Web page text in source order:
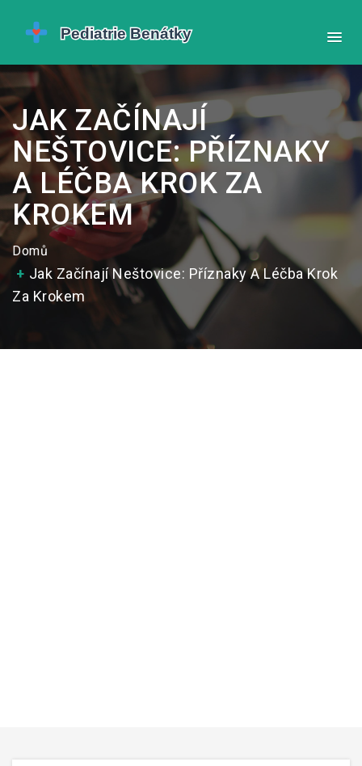
JAK ZAČÍNAJÍ
NEŠTOVICE: PŘÍZNAKY
A LÉČBA KROK ZA
KROKEM
Domů
Jak Začínají Neštovice: Příznaky A Léčba Krok
Za Krokem